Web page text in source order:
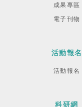
成果專區
電子刊物
活動報名
活動報名
科研網